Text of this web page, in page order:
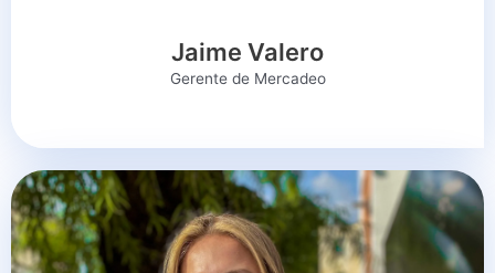
Jaime Valero
Gerente de Mercadeo